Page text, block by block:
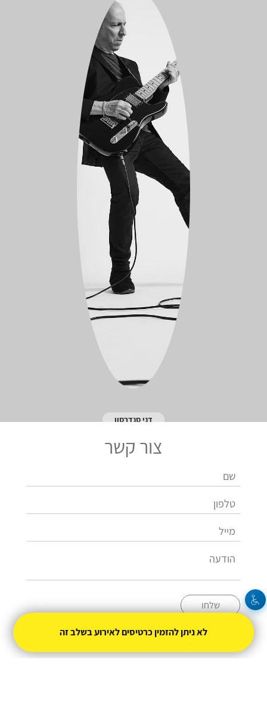
דני סנדרסון
צור קשר
שלחו
לא ניתן להזמין כרטיסים לאירוע בשלב זה